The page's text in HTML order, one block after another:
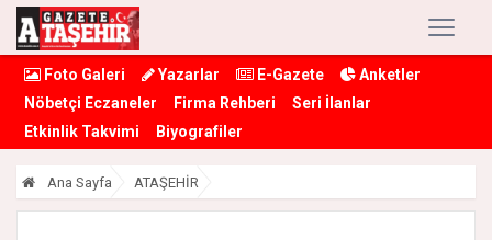
Foto Galeri Yazarlar E-Gazete
Anketler
Nöbetçi Eczaneler
Firma Rehberi
Seri İlanlar
Etkinlik Takvimi
Biyografiler
Ana Sayfa ATAŞEHİR